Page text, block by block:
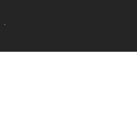
avis clients